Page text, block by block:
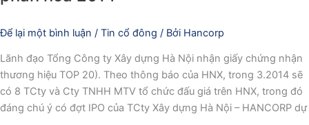
Để lại một bình luận / Tin cổ đông / Bởi Hancorp
Lãnh đạo Tổng Công ty Xây dựng Hà Nội nhận giấy chứng nhận
thương hiệu TOP 20). Theo thông báo của HNX, trong 3.2014 sẽ
có 8 TCty và Cty TNHH MTV tổ chức đấu giá trên HNX, trong đó
đáng chú ý có đợt IPO của TCty Xây dựng Hà Nội – HANCORP dự